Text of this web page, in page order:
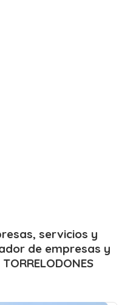
servicios y
de empresas y